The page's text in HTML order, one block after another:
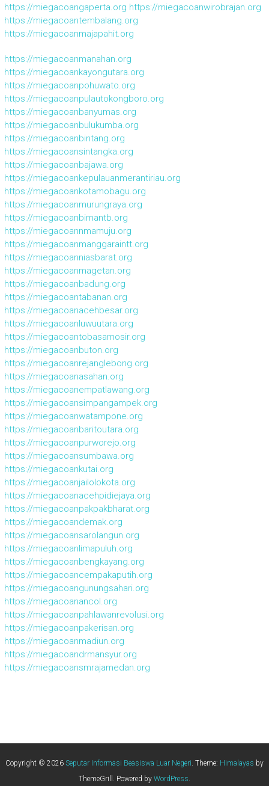
https://miegacoangaperta.org https://miegacoanwirobrajan.org
https://miegacoantembalang.org
https://miegacoanmajapahit.org
https://miegacoanmanahan.org
https://miegacoankayongutara.org
https://miegacoanpohuwato.org
https://miegacoanpulautokongboro.org
https://miegacoanbanyumas.org
https://miegacoanbulukumba.org
https://miegacoanbintang.org
https://miegacoansintangka.org
https://miegacoanbajawa.org
https://miegacoankepulauanmerantiriau.org
https://miegacoankotamobagu.org
https://miegacoanmurungraya.org
https://miegacoanbimantb.org
https://miegacoannmamuju.org
https://miegacoanmanggaraintt.org
https://miegacoanniasbarat.org
https://miegacoanmagetan.org
https://miegacoanbadung.org
https://miegacoantabanan.org
https://miegacoanacehbesar.org
https://miegacoanluwuutara.org
https://miegacoantobasamosir.org
https://miegacoanbuton.org
https://miegacoanrejanglebong.org
https://miegacoanasahan.org
https://miegacoanempatlawang.org
https://miegacoansimpangampek.org
https://miegacoanwatampone.org
https://miegacoanbaritoutara.org
https://miegacoanpurworejo.org
https://miegacoansumbawa.org
https://miegacoankutai.org
https://miegacoanjailolokota.org
https://miegacoanacehpidiejaya.org
https://miegacoanpakpakbharat.org
https://miegacoandemak.org
https://miegacoansarolangun.org
https://miegacoanlimapuluh.org
https://miegacoanbengkayang.org
https://miegacoancempakaputih.org
https://miegacoangunungsahari.org
https://miegacoanancol.org
https://miegacoanpahlawanrevolusi.org
https://miegacoanpakerisan.org
https://miegacoanmadiun.org
https://miegacoandrmansyur.org
https://miegacoansmrajamedan.org
Copyright © 2026 Seputar Informasi Beasiswa Luar Negeri. Theme: Himalayas by
ThemeGrill. Powered by WordPress.